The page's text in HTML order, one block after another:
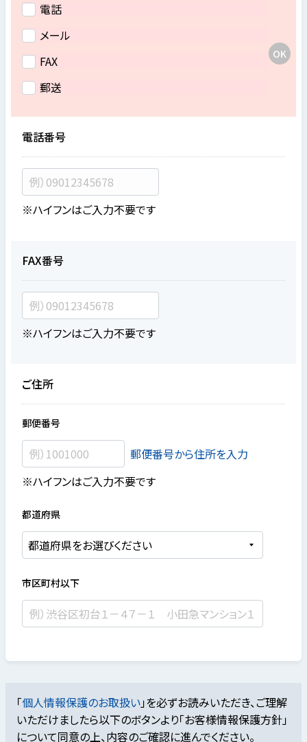
電話
メール
FAX
郵送
電話番号
※ハイフンはご入力不要です
FAX番号
※ハイフンはご入力不要です
ご住所
郵便番号
郵便番号から住所を入力
※ハイフンはご入力不要です
都道府県
市区町村以下
「個人情報保護のお取扱い」を必ずお読みいただき、ご理解
いただけましたら以下のボタンより「お客様情報保護方針」
について同意の上、内容のご確認に進んでください。